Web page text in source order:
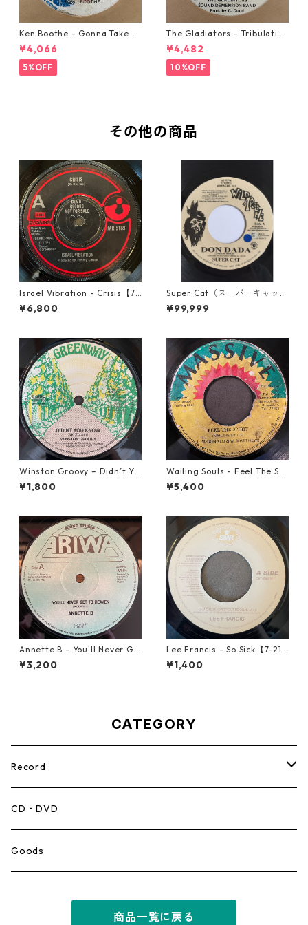
Ken Boothe - Gonna Take A
Miracle【7-21362】
¥4,066
5%OFF
The Gladiators - Tribulation
【7-21365】
¥4,482
10%OFF
その他の商品
Israel Vibration - Crisis【7-
21895】
¥6,800
Super Cat（スーパーキャッ
ト） - Don Dada【7inch】
¥99,999
Winston Groovy – Didn’t Yo
u Know【7-21811】
¥1,800
Wailing Souls - Feel The Spi
rit【7-21955】
¥5,400
Annette B - You'll Never Ge
t To Heaven【12-50058】
¥3,200
Lee Francis - So Sick【7-219
25】
¥1,400
CATEGORY
Record
Mento,Calypso,Ballad
Ska
CD・DVD
Goods
商品一覧に戻る